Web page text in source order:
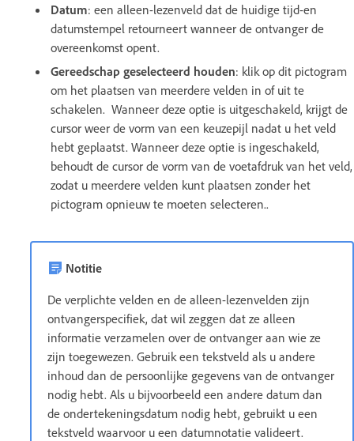
Datum: een alleen-lezenveld dat de huidige tijd-en
datumstempel retourneert wanneer de ontvanger de
overeenkomst opent.
Gereedschap geselecteerd houden: klik op dit pictogram
om het plaatsen van meerdere velden in of uit te
schakelen. Wanneer deze optie is uitgeschakeld, krijgt de
cursor weer de vorm van een keuzepijl nadat u het veld
hebt geplaatst. Wanneer deze optie is ingeschakeld,
behoudt de cursor de vorm van de voetafdruk van het veld,
zodat u meerdere velden kunt plaatsen zonder het
pictogram opnieuw te moeten selecteren..
Notitie
De verplichte velden en de alleen-lezenvelden zijn
ontvangerspecifiek, dat wil zeggen dat ze alleen
informatie verzamelen over de ontvanger aan wie ze
zijn toegewezen. Gebruik een tekstveld als u andere
inhoud dan de persoonlijke gegevens van de ontvanger
nodig hebt. Als u bijvoorbeeld een andere datum dan
de ondertekeningsdatum nodig hebt, gebruikt u een
tekstveld waarvoor u een datumnotatie valideert.